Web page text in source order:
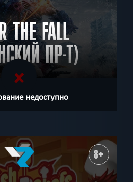
THE FALL
ПР-Т)
недоступно
8+